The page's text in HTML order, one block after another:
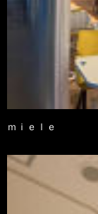
ｍｉｅｌｅ